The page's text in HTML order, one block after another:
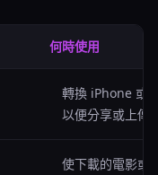
何時使用
轉換 iPhone 或
以便分享或上傳
使下載的電影或